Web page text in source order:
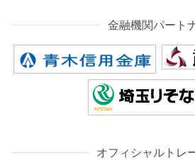
金融機関パート
オフィシャルトレ